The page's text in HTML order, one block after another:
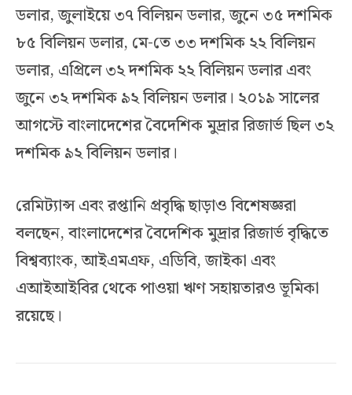
ডলার, জুলাইয়ে ৩৭ বিলিয়ন ডলার, জুনে ৩৫ দশমিক
৮৫ বিলিয়ন ডলার, মে-তে ৩৩ দশমিক ২২ বিলিয়ন
ডলার, এপ্রিলে ৩২ দশমিক ২২ বিলিয়ন ডলার এবং
জুনে ৩২ দশমিক ৯২ বিলিয়ন ডলার। ২০১৯ সালের
আগস্টে বাংলাদেশের বৈদেশিক মুদ্রার রিজার্ভ ছিল ৩২
দশমিক ৯২ বিলিয়ন ডলার।
রেমিট্যান্স এবং রপ্তানি প্রবৃদ্ধি ছাড়াও বিশেষজ্ঞরা
বলছেন, বাংলাদেশের বৈদেশিক মুদ্রার রিজার্ভ বৃদ্ধিতে
বিশ্বব্যাংক, আইএমএফ, এডিবি, জাইকা এবং
এআইআইবির থেকে পাওয়া ঋণ সহায়তারও ভূমিকা
রয়েছে।